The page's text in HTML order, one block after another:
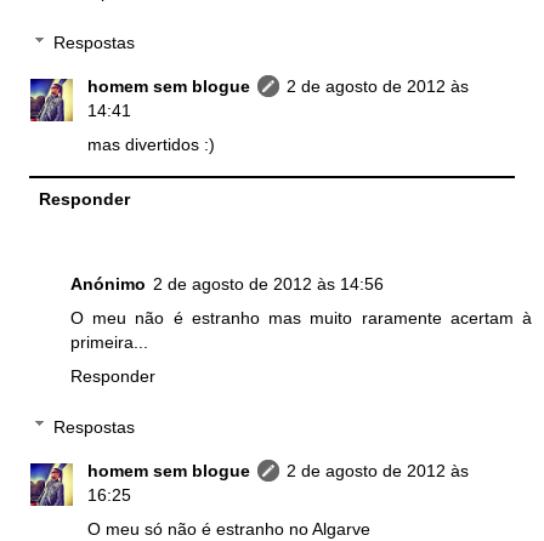
Respostas
homem sem blogue
2 de agosto de 2012 às
14:41
mas divertidos :)
Responder
Anónimo 2 de agosto de 2012 às 14:56
O meu não é estranho mas muito raramente acertam à
primeira...
Responder
Respostas
homem sem blogue
2 de agosto de 2012 às
16:25
O meu só não é estranho no Algarve